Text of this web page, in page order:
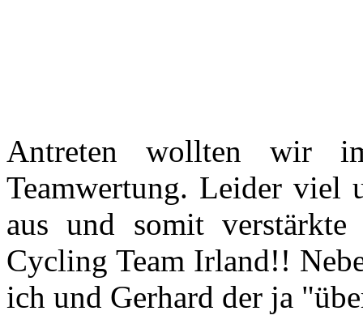
Antreten wollten wir
Teamwertung. Leider viel
aus und somit
Cycling Team Irland!!
ich und Gerhard der ja